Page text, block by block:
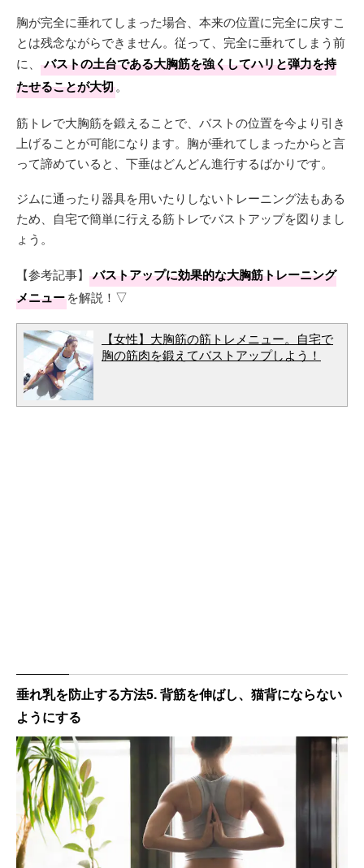
胸が完全に垂れてしまった場合、本来の位置に完全に戻すこ
とは残念ながらできません。従って、完全に垂れてしまう前
に、
バストの土台である大胸筋を強くしてハリと弾力を持
たせることが大切。
筋トレで大胸筋を鍛えることで、バストの位置を今より引き
上げることが可能になります。胸が垂れてしまったからと言
って諦めていると、下垂はどんどん進行するばかりです。
ジムに通ったり器具を用いたりしないトレーニング法もある
ため、自宅で簡単に行える筋トレでバストアップを図りまし
ょう。
【参考記事】
バストアップに効果的な大胸筋トレーニング
メニューを解説！▽
【女性】大胸筋の筋トレメニュー。自宅で
胸の筋肉を鍛えてバストアップしよう！
垂れ乳を防止する方法5. 背筋を伸ばし、猫背にならない
ようにする